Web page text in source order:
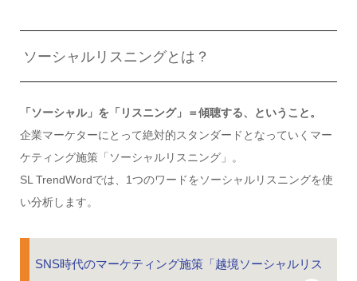
ソーシャルリスニングとは？
「ソーシャル」を「リスニング」＝傾聴する、ということ。
企業マーケターにとって絶対的スタンダードとなっていくマー
ケティング施策「ソーシャルリスニング」。
SL TrendWordでは、1つのワードをソーシャルリスニングを使
い分析します。
SNS時代のマーケティング施策「越境ソーシャルリス